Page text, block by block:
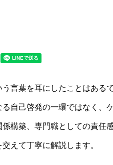
言葉を耳にしたことはある
自己啓発の一環ではなく、
係構築、専門職としての責
えて丁寧に解説します。